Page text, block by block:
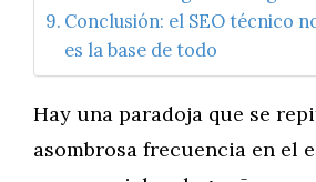
Conclusión: el SEO técnico
es la base de todo
Hay una paradoja que se
asombrosa frecuencia en el